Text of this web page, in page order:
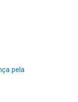
pela